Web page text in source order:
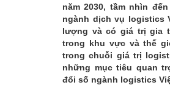
năm 2030, tầm nhìn
ngành dịch vụ logistics
lượng và có giá trị gia
trong khu vực và thế
trong chuỗi giá trị
những mục tiêu quan
đổi số ngành logistics